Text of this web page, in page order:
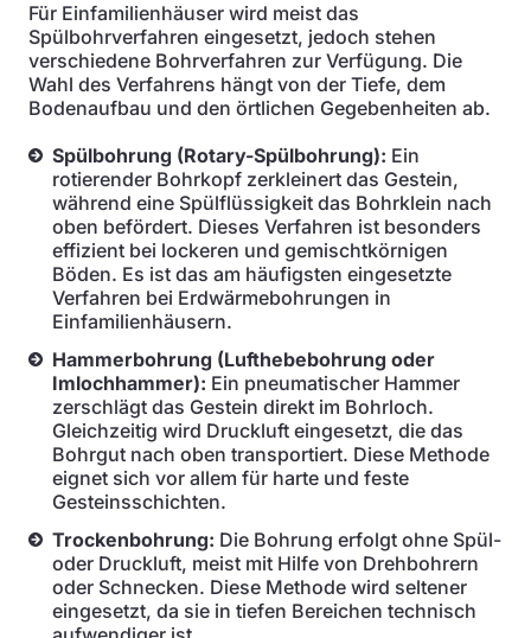
Für Einfamilienhäuser wird meist das
Spülbohrverfahren eingesetzt, jedoch stehen
verschiedene Bohrverfahren zur Verfügung. Die
Wahl des Verfahrens hängt von der Tiefe, dem
Bodenaufbau und den örtlichen Gegebenheiten ab.
Spülbohrung (Rotary-Spülbohrung): Ein
rotierender Bohrkopf zerkleinert das Gestein,
während eine Spülflüssigkeit das Bohrklein nach
oben befördert. Dieses Verfahren ist besonders
effizient bei lockeren und gemischtkörnigen
Böden. Es ist das am häufigsten eingesetzte
Verfahren bei Erdwärmebohrungen in
Einfamilienhäusern.
Hammerbohrung (Lufthebebohrung oder
Imlochhammer): Ein pneumatischer Hammer
zerschlägt das Gestein direkt im Bohrloch.
Gleichzeitig wird Druckluft eingesetzt, die das
Bohrgut nach oben transportiert. Diese Methode
eignet sich vor allem für harte und feste
Gesteinsschichten.
Trockenbohrung: Die Bohrung erfolgt ohne Spül-
oder Druckluft, meist mit Hilfe von Drehbohrern
oder Schnecken. Diese Methode wird seltener
eingesetzt, da sie in tiefen Bereichen technisch